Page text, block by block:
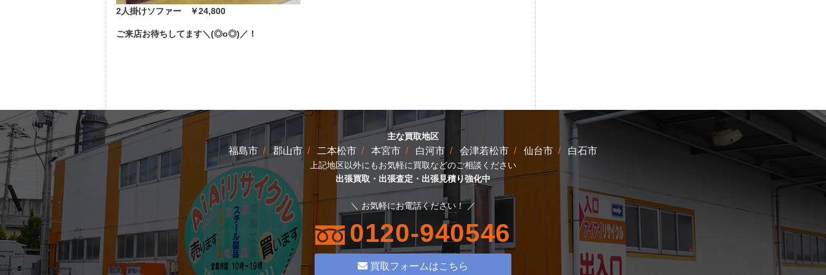
2人掛けソファー ￥24,800
ご来店お待ちしてます＼(◎o◎)／！
主な買取地区
福島市 郡山市 二本松市 本宮市 白河市 会津若松市 仙台市 白石市
上記地区以外にもお気軽に買取などのご相談ください
出張買取・出張査定・出張見積り強化中
＼ お気軽にお電話ください！ ／
0120-940546
買取フォームはこちら